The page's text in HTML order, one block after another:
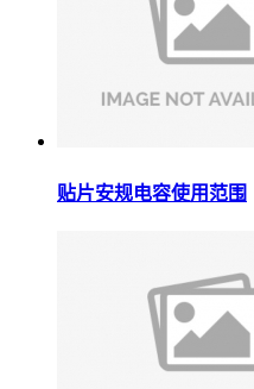
贴片安规电容使用范围